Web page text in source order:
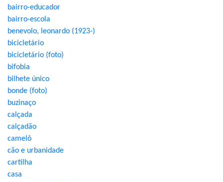
bairro-educador
bairro-escola
benevolo, leonardo (1923-)
bicicletário
bicicletário (foto)
bifobia
bilhete único
bonde (foto)
buzinaço
calçada
calçadão
camelô
cão e urbanidade
cartilha
casa